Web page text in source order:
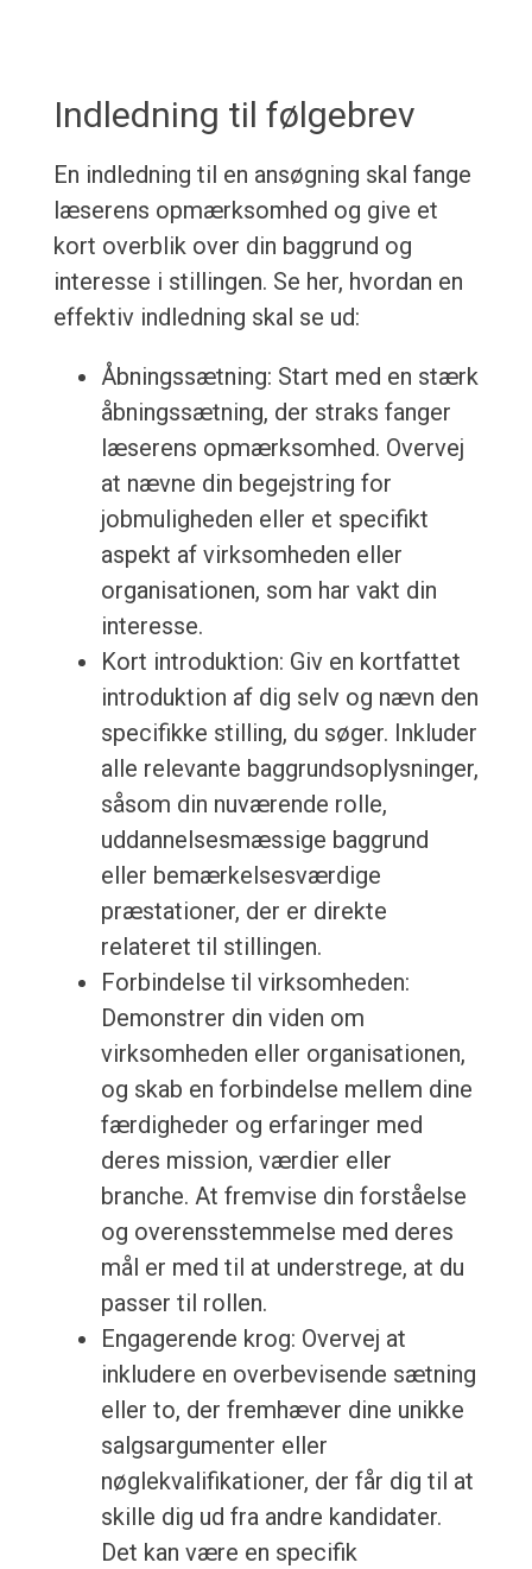
Indledning til følgebrev
En indledning til en ansøgning skal fange
læserens opmærksomhed og give et
kort overblik over din baggrund og
interesse i stillingen. Se her, hvordan en
effektiv indledning skal se ud:
Åbningssætning: Start med en stærk
åbningssætning, der straks fanger
læserens opmærksomhed. Overvej
at nævne din begejstring for
jobmuligheden eller et specifikt
aspekt af virksomheden eller
organisationen, som har vakt din
interesse.
Kort introduktion: Giv en kortfattet
introduktion af dig selv og nævn den
specifikke stilling, du søger. Inkluder
alle relevante baggrundsoplysninger,
såsom din nuværende rolle,
uddannelsesmæssige baggrund
eller bemærkelsesværdige
præstationer, der er direkte
relateret til stillingen.
Forbindelse til virksomheden:
Demonstrer din viden om
virksomheden eller organisationen,
og skab en forbindelse mellem dine
færdigheder og erfaringer med
deres mission, værdier eller
branche. At fremvise din forståelse
og overensstemmelse med deres
mål er med til at understrege, at du
passer til rollen.
Engagerende krog: Overvej at
inkludere en overbevisende sætning
eller to, der fremhæver dine unikke
salgsargumenter eller
nøglekvalifikationer, der får dig til at
skille dig ud fra andre kandidater.
Det kan være en specifik